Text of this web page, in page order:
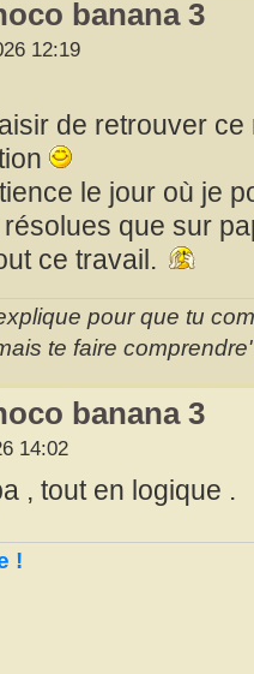
banana 3
12:19
de retrouver
le jour où je
que sur
ce travail.
pour que tu
te faire
banana 3
14:02
, tout en logique .
!